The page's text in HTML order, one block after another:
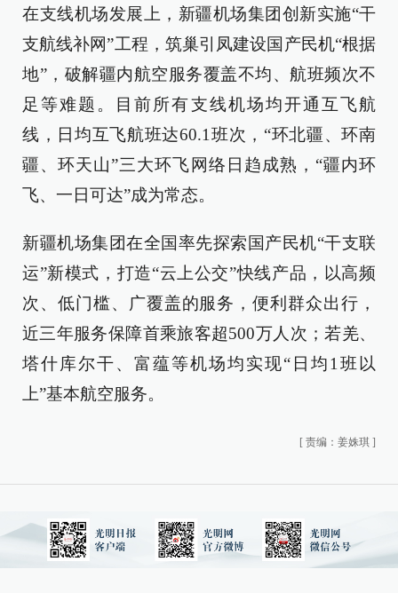
在支线机场发展上，新疆机场集团创新实施“干
支航线补网”工程，筑巢引凤建设国产民机“根据
地”，破解疆内航空服务覆盖不均、航班频次不
足等难题。目前所有支线机场均开通互飞航
线，日均互飞航班达60.1班次，“环北疆、环南
疆、环天山”三大环飞网络日趋成熟，“疆内环
飞、一日可达”成为常态。
新疆机场集团在全国率先探索国产民机“干支联
运”新模式，打造“云上公交”快线产品，以高频
次、低门槛、广覆盖的服务，便利群众出行，
近三年服务保障首乘旅客超500万人次；若羌、
塔什库尔干、富蕴等机场均实现“日均1班以
上”基本航空服务。
[ 责编：姜姝琪 ]